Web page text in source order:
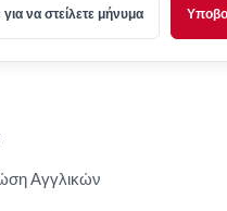
για να στείλετε μήνυμα
Αγγλικών